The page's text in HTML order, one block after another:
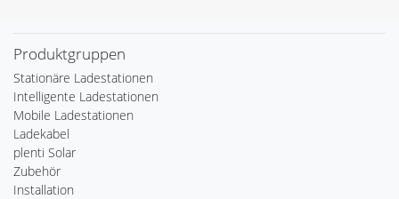
Produktgruppen
Stationäre Ladestationen
Intelligente Ladestationen
Mobile Ladestationen
Ladekabel
plenti Solar
Zubehör
Installation